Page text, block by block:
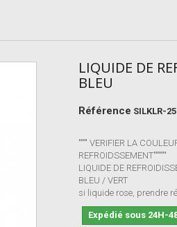
LIQUIDE DE
BLEU
Référence SILKLR-25
"""" VERIFIER LA
REFROIDSSEMENT""""""
LIQUIDE DE
BLEU / VERT
si liquide rose, prendre
Expédié sous 24H-